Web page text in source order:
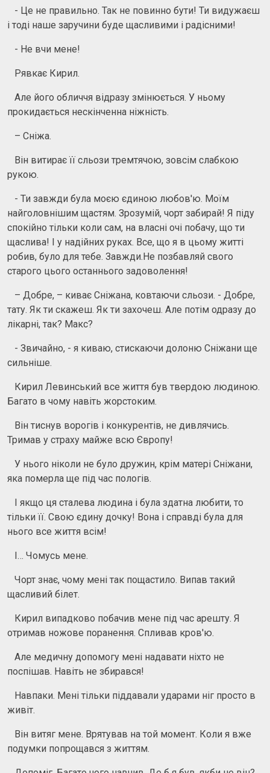
- Це не правильно. Так не повинно бути! Ти видужаєш
і тоді наше заручини буде щасливими і радісними!
- Не вчи мене!
Рявкає Кирил.
Але його обличчя відразу змінюється. У ньому
прокидається нескінченна ніжність.
– Сніжа.
Він витирає її сльози тремтячою, зовсім слабкою
рукою.
- Ти завжди була моєю єдиною любов'ю. Моїм
найголовнішим щастям. Зрозумій, чорт забирай! Я піду
спокійно тільки коли сам, на власні очі побачу, що ти
щаслива! І у надійних руках. Все, що я в цьому житті
робив, було для тебе. Завжди.Не позбавляй свого
старого цього останнього задоволення!
– Добре, – киває Сніжана, ковтаючи сльози. - Добре,
тату. Як ти скажеш. Як ти захочеш. Але потім одразу до
лікарні, так? Макс?
- Звичайно, - я киваю, стискаючи долоню Сніжани ще
сильніше.
Кирил Левинський все життя був твердою людиною.
Багато в чому навіть жорстоким.
Він тиснув ворогів і конкурентів, не дивлячись.
Тримав у страху майже всю Європу!
У нього ніколи не було дружин, крім матері Сніжани,
яка померла ще під час пологів.
І якщо ця сталева людина і була здатна любити, то
тільки її. Свою єдину дочку! Вона і справді була для
нього все життя всім!
І… Чомусь мене.
Чорт знає, чому мені так пощастило. Випав такий
щасливий білет.
Кирил випадково побачив мене під час арешту. Я
отримав ножове поранення. Спливав кров'ю.
Але медичну допомогу мені надавати ніхто не
поспішав. Навіть не збирався!
Навпаки. Мені тільки піддавали ударами ніг просто в
живіт.
Він витяг мене. Врятував на той момент. Коли я вже
подумки попрощався з життям.